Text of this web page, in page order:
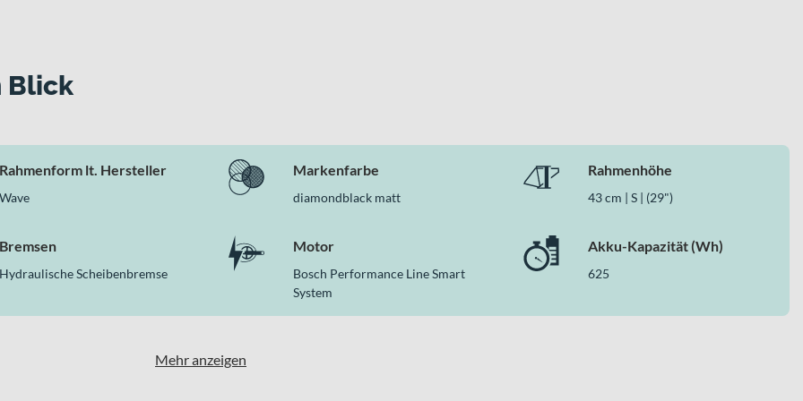
überzeugt
komfortorientierte Komponenten wie die 80 mm Federgabel und die gefederte Sattelstütze mit einem
der Kategorie E-Citybikes erhältst Du damit ein durchdachtes Gesamtpaket für zuverlässige, komfortable und kraftvolle
Blick
Rahmenform lt. Hersteller
Wave
Markenfarbe
diamondblack matt
Rahmenhöhe
43 cm | S | (29")
Bremsen
Hydraulische Scheibenbremse
Motor
Bosch Performance Line Smart
System
Akku-Kapazität (Wh)
625
Mehr anzeigen